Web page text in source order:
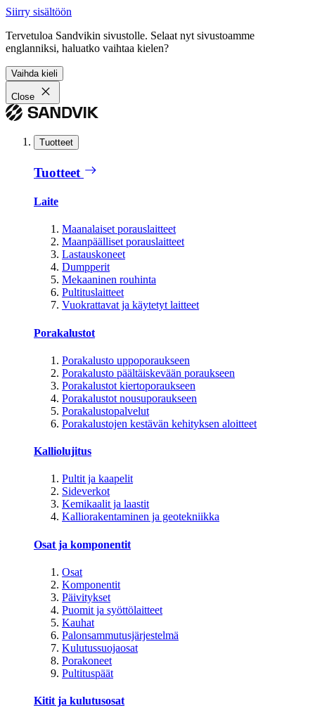
Siirry sisältöön
Tervetuloa Sandvikin sivustolle. Selaat nyt sivustoamme
englanniksi, haluatko vaihtaa kielen?
Vaihda kieli
Close
Tuotteet
Tuotteet
Laite
Maanalaiset porauslaitteet
Maanpäälliset porauslaitteet
Lastauskoneet
Dumpperit
Mekaaninen rouhinta
Pultituslaitteet
Vuokrattavat ja käytetyt laitteet
Porakalustot
Porakalusto uppoporaukseen
Porakalusto päältäiskevään poraukseen
Porakalustot kiertoporaukseen
Porakalustot nousuporaukseen
Porakalustopalvelut
Porakalustojen kestävän kehityksen aloitteet
Kalliolujitus
Pultit ja kaapelit
Sideverkot
Kemikaalit ja laastit
Kalliorakentaminen ja geotekniikka
Osat ja komponentit
Osat
Komponentit
Päivitykset
Puomit ja syöttölaitteet
Kauhat
Palonsammutusjärjestelmä
Kulutussuojaosat
Porakoneet
Pultituspäät
Kitit ja kulutusosat